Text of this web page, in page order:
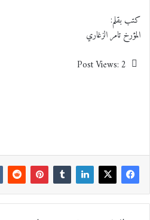
كتب بقلم:
المؤرخ تامر الزغاري
Post Views:2